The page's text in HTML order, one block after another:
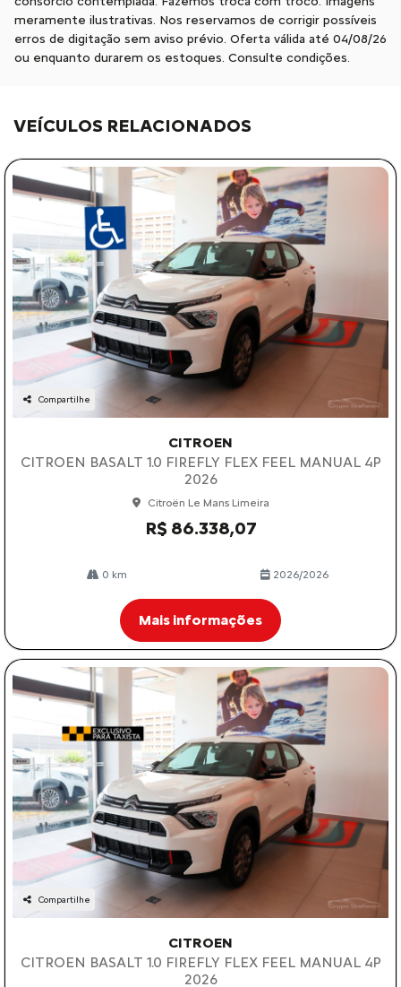
meramente ilustrativas. Nos reservamos de corrigir possíveis
erros de digitação sem aviso prévio. Oferta válida até 04/08/26
ou enquanto durarem os estoques. Consulte condições.
VEÍCULOS RELACIONADOS
Compartilhe
CITROEN
CITROEN BASALT 1.0 FIREFLY FLEX FEEL MANUAL 4P
2026
Citroën Le Mans Limeira
R$ 86.338,07
0 km 2026/2026
Mais informações
Compartilhe
CITROEN
CITROEN BASALT 1.0 FIREFLY FLEX FEEL MANUAL 4P
2026